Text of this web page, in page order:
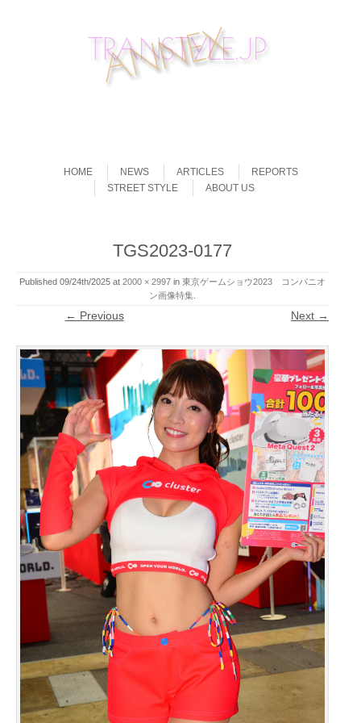
HOME
NEWS ARTICLES
REPORTS
STREET STYLE
ABOUT US
TGS2023-0177
Published 09/24th/2025 at 2000 × 2997 in 東京ゲームショウ2023 コンパニオ
ン画像特集
← Previous Next →